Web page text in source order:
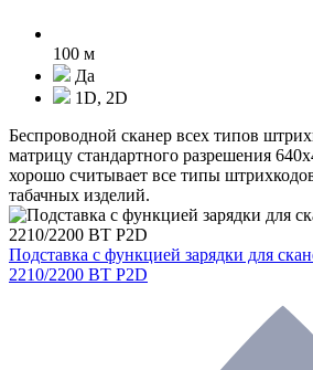
100 м
Да
1D, 2D
Беспроводной сканер всех типов
матрицу стандартного разрешения
хорошо считывает все типы
табачных изделий.
Подставка с функцией зарядки для
2210/2200 BT P2D